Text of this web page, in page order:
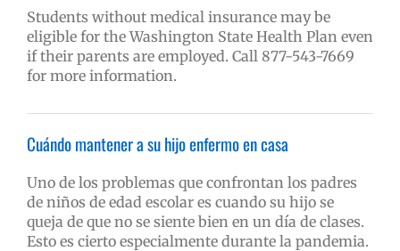
Students without medical insurance may be
eligible for the Washington State Health Plan even
if their parents are employed. Call 877-543-7669
for more information.
Cuándo mantener a su hijo enfermo en casa
Uno de los problemas que confrontan los padres
de niños de edad escolar es cuando su hijo se
queja de que no se siente bien en un día de clases.
Esto es cierto especialmente durante la pandemia.